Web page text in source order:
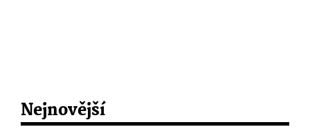
Nejnovější